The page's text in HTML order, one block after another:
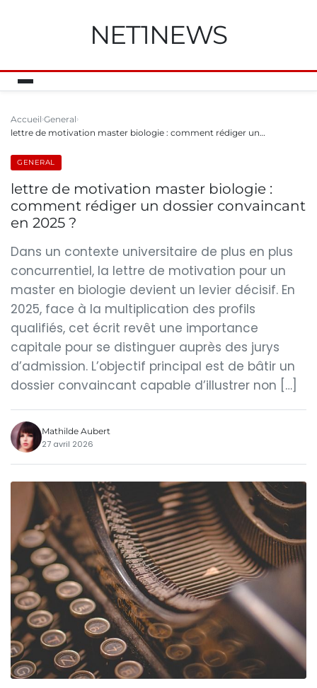
NET1NEWS
Accueil General
lettre de motivation master biologie : comment rédiger un…
GENERAL
lettre de motivation master biologie :
comment rédiger un dossier convaincant
en 2025 ?
Dans un contexte universitaire de plus en plus
concurrentiel, la lettre de motivation pour un
master en biologie devient un levier décisif. En
2025, face à la multiplication des profils
qualifiés, cet écrit revêt une importance
capitale pour se distinguer auprès des jurys
d’admission. L’objectif principal est de bâtir un
dossier convaincant capable d’illustrer non […]
Mathilde Aubert
27 avril 2026